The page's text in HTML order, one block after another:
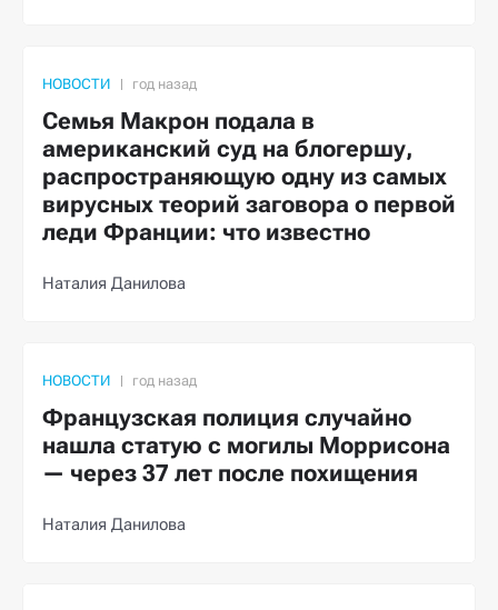
НОВОСТИ
Семья Макрон подала в
американский суд на блогершу,
распространяющую одну из самых
вирусных теорий заговора о первой
леди Франции: что известно
Наталия Данилова
НОВОСТИ
Французская полиция случайно
нашла статую с могилы Моррисона
— через 37 лет после похищения
Наталия Данилова